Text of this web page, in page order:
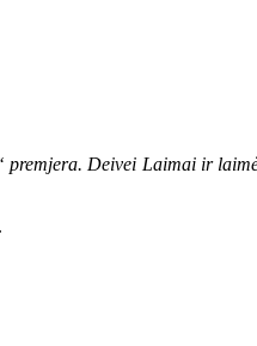
Deivei Laimai ir